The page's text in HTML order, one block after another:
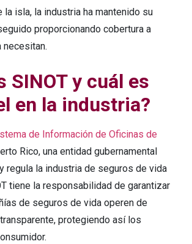
la isla, la industria ha mantenido su
proporcionando cobertura a
necesitan.
SINOT y cuál es
en la industria?
de Información de Oficinas de
Rico, una entidad gubernamental
regula la industria de seguros de vida
tiene la responsabilidad de garantizar
de seguros de vida operen de
protegiendo así los